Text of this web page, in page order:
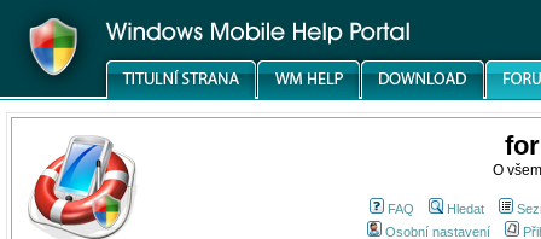
O
FAQ Hledat
Osobní nastavení